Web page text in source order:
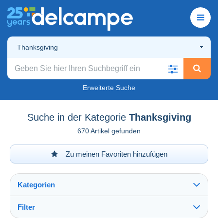
Thanksgiving
Erweiterte Suche
Suche in der Kategorie Thanksgiving
670 Artikel gefunden
Zu meinen Favoriten hinzufügen
Kategorien
Filter